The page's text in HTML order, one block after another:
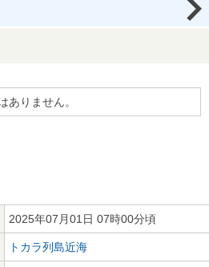
ありません。
2025年07月01日 07時00分頃
トカラ列島近海